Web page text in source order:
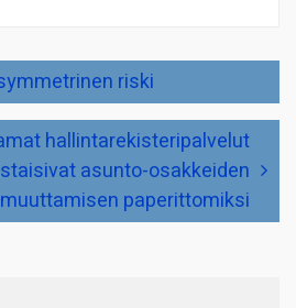
riski
hallintarekisteripalvelut
asunto-osakkeiden
muuttamisen paperittomiksi